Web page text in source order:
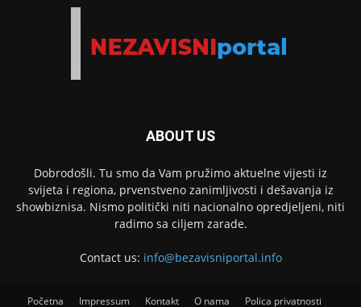
ABOUT US
Dobrodošli. Tu smo da Vam pružimo aktuelne vijesti iz
svijeta i regiona, prvenstveno zanimljivosti i dešavanja iz
showbiznisa. Nismo politički niti nacionalno opredjeljeni, niti
radimo sa ciljem zarade.
Contact us: info@bezavisniportal.info
Početna Impressum Kontakt O nama Polica privatnosti